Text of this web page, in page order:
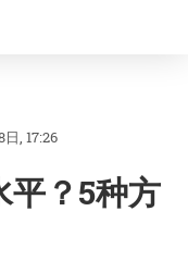
, 17:26
平？5种方